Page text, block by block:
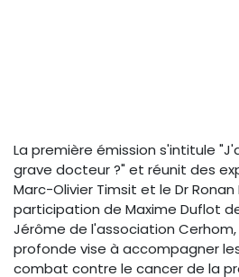
La première émission s'intitule
grave docteur ?" et réunit des
Marc-Olivier Timsit et le Dr Ronan
participation de Maxime Duflot
Jérôme de l'association
profonde vise à accompagner
combat contre le cancer de la